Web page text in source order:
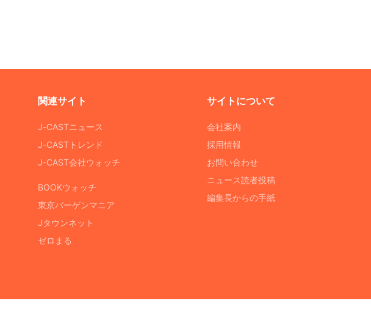
関連サイト
J-CASTニュース
J-CASTトレンド
J-CAST会社ウォッチ
BOOKウォッチ
東京バーゲンマニア
Jタウンネット
ゼロまる
サイトについて
会社案内
採用情報
お問い合わせ
ニュース読者投稿
編集長からの手紙